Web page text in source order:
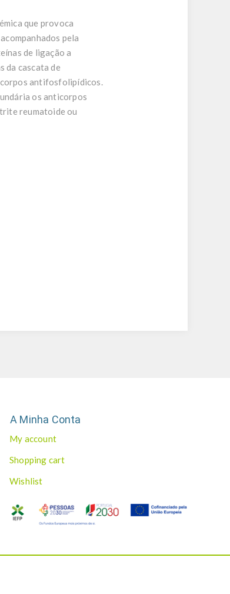
que provoca
pela
de ligação a
da cascata de
antifosfolipídicos.
os anticorpos
reumatoide ou
A Minha Conta
My account
Shopping cart
Wishlist